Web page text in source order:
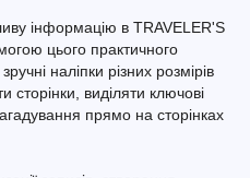
інформацію в TRAVELER'S
цього практичного
наліпки різних розмірів
сторінки, виділяти ключові
прямо на сторінках